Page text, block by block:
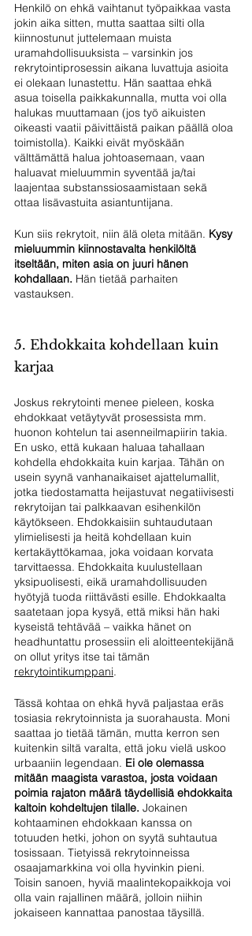
Henkilö on ehkä vaihtanut työpaikkaa vasta
jokin aika sitten, mutta saattaa silti olla
kiinnostunut juttelemaan muista
uramahdollisuuksista – varsinkin jos
rekrytointiprosessin aikana luvattuja asioita
ei olekaan lunastettu. Hän saattaa ehkä
asua toisella paikkakunnalla, mutta voi olla
halukas muuttamaan (jos työ aikuisten
oikeasti vaatii päivittäistä paikan päällä oloa
toimistolla). Kaikki eivät myöskään
välttämättä halua johtoasemaan, vaan
haluavat mieluummin syventää ja/tai
laajentaa substanssiosaamistaan sekä
ottaa lisävastuita asiantuntijana.
Kun siis rekrytoit, niin älä oleta mitään. Kysy
mieluummin kiinnostavalta henkilöltä
itseltään, miten asia on juuri hänen
kohdallaan. Hän tietää parhaiten
vastauksen.
5. Ehdokkaita kohdellaan kuin
karjaa
Joskus rekrytointi menee pieleen, koska
ehdokkaat vetäytyvät prosessista mm.
huonon kohtelun tai asenneilmapiirin takia.
En usko, että kukaan haluaa tahallaan
kohdella ehdokkaita kuin karjaa. Tähän on
usein syynä vanhanaikaiset ajattelumallit,
jotka tiedostamatta heijastuvat negatiivisesti
rekrytoijan tai palkkaavan esihenkilön
käytökseen. Ehdokkaisiin suhtaudutaan
ylimielisesti ja heitä kohdellaan kuin
kertakäyttökamaa, joka voidaan korvata
tarvittaessa. Ehdokkaita kuulustellaan
yksipuolisesti, eikä uramahdollisuuden
hyötyjä tuoda riittävästi esille. Ehdokkaalta
saatetaan jopa kysyä, että miksi hän haki
kyseistä tehtävää – vaikka hänet on
headhuntattu prosessiin eli aloitteentekijänä
on ollut yritys itse tai tämän
rekrytointikumppani.
Tässä kohtaa on ehkä hyvä paljastaa eräs
tosiasia rekrytoinnista ja suorahausta. Moni
saattaa jo tietää tämän, mutta kerron sen
kuitenkin siltä varalta, että joku vielä uskoo
urbaaniin legendaan. Ei ole olemassa
mitään maagista varastoa, josta voidaan
poimia rajaton määrä täydellisiä ehdokkaita
kaltoin kohdeltujen tilalle. Jokainen
kohtaaminen ehdokkaan kanssa on
totuuden hetki, johon on syytä suhtautua
tosissaan. Tietyissä rekrytoinneissa
osaajamarkkina voi olla hyvinkin pieni.
Toisin sanoen, hyviä maalintekopaikkoja voi
olla vain rajallinen määrä, jolloin niihin
jokaiseen kannattaa panostaa täysillä.